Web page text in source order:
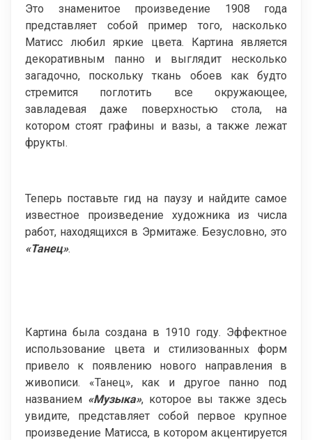
Это знаменитое произведение 1908 года
представляет собой пример того, насколько
Матисс любил яркие цвета. Картина является
декоративным панно и выглядит несколько
загадочно, поскольку ткань обоев как будто
стремится поглотить все окружающее,
завладевая даже поверхностью стола, на
котором стоят графины и вазы, а также лежат
фрукты.
Теперь поставьте гид на паузу и найдите самое
известное произведение художника из числа
работ, находящихся в Эрмитаже. Безусловно, это
«Танец».
Картина была создана в 1910 году. Эффектное
использование цвета и стилизованных форм
привело к появлению нового направления в
живописи. «Танец», как и другое панно под
названием «Музыка», которое вы также здесь
увидите, представляет собой первое крупное
произведение Матисса, в котором акцентируется